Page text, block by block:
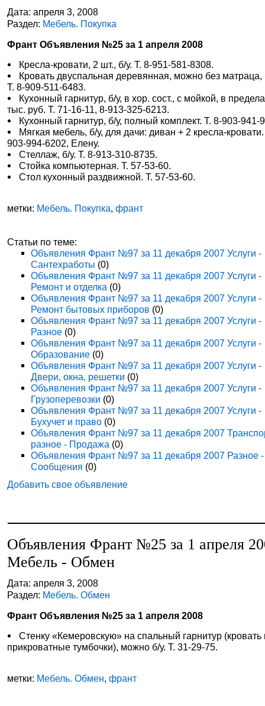
Дата: апреля 3, 2008
Раздел: Мебель. Покупка
Франт Объявления №25 за 1 апреля 2008
Кресла-кровати, 2 шт., б/у. Т. 8-951-581-8308.
Кровать двуспальная деревянная, можно без матраца,
Т. 8-909-511-6483.
Кухонный гарнитур, б/у, в хор. сост., с мойкой, в
тыс. руб. Т. 71-16-11, 8-913-325-6213.
Кухонный гарнитур, б/у, полный комплект. Т. 8-903-941-
Мягкая мебель, б/у, для дачи: диван + 2 кресла-
903-994-6202, Елену.
Стеллаж, б/у. Т. 8-913-310-8735.
Стойка компьютерная. Т. 57-53-60.
Стол кухонный раздвижной. Т. 57-53-60.
метки: Мебель. Покупка,франт
Статьи по теме:
Объявления Франт №97 за 11 декабря 2007 Услуги -
Сантехработы (0)
Объявления Франт №97 за 11 декабря 2007 Услуги -
Ремонт и отделка (0)
Объявления Франт №97 за 11 декабря 2007 Услуги -
Ремонт бытовых приборов (0)
Объявления Франт №97 за 11 декабря 2007 Услуги -
Разное (0)
Объявления Франт №97 за 11 декабря 2007 Услуги -
Образование (0)
Объявления Франт №97 за 11 декабря 2007 Услуги -
Двери, окна, решетки (0)
Объявления Франт №97 за 11 декабря 2007 Услуги -
Грузоперевозки (0)
Объявления Франт №97 за 11 декабря 2007 Услуги -
Бухучет и право (0)
Объявления Франт №97 за 11 декабря 2007
разное - Продажа (0)
Объявления Франт №97 за 11 декабря 2007 Разное -
Сообщения (0)
Добавить свое объявление
Объявления Франт №25 за 1 апреля
Мебель - Обмен
Дата: апреля 3, 2008
Раздел: Мебель. Обмен
Франт Объявления №25 за 1 апреля 2008
Стенку «Кемеровскую» на спальный гарнитур (кровать
прикроватные тумбочки), можно б/у. Т. 31-29-75.
метки: Мебель. Обмен,франт